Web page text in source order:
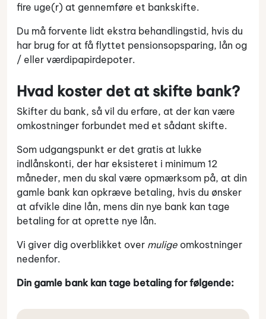
fire uge(r) at gennemføre et bankskifte.
Du må forvente lidt ekstra behandlingstid, hvis du
har brug for at få flyttet pensionsopsparing, lån og
/ eller værdipapirdepoter.
Hvad koster det at skifte bank?
Skifter du bank, så vil du erfare, at der kan være
omkostninger forbundet med et sådant skifte.
Som udgangspunkt er det gratis at lukke
indlånskonti, der har eksisteret i minimum 12
måneder, men du skal være opmærksom på, at din
gamle bank kan opkræve betaling, hvis du ønsker
at afvikle dine lån, mens din nye bank kan tage
betaling for at oprette nye lån.
Vi giver dig overblikket over mulige omkostninger
nedenfor.
Din gamle bank kan tage betaling for følgende: